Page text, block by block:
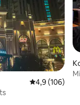
Средна
4,9 (106)